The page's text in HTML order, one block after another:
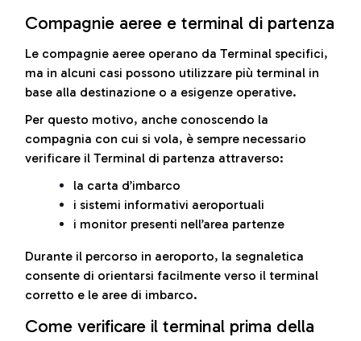
Compagnie aeree e terminal di partenza
Le compagnie aeree operano da Terminal specifici,
ma in alcuni casi possono utilizzare più terminal in
base alla destinazione o a esigenze operative.
Per questo motivo, anche conoscendo la
compagnia con cui si vola, è sempre necessario
verificare il Terminal di partenza attraverso:
la carta d’imbarco
i sistemi informativi aeroportuali
i monitor presenti nell’area partenze
Durante il percorso in aeroporto, la segnaletica
consente di orientarsi facilmente verso il terminal
corretto e le aree di imbarco.
Come verificare il terminal prima della